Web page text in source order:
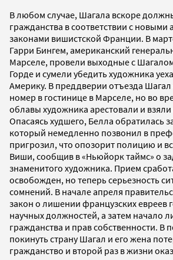
В любом случае, Шагала вскоре
гражданства в соответствии с новыми
законами вишистской Франции. В
Гарри Бингем, американский
Марселе, провели выходные с Шагалом
Горде и сумели убедить художника
Америку. В преддверии отъезда
номер в гостинице в Марселе, но во
облавы художника арестовали и взяли
Опасаясь худшего, Белла обратилась
который немедленно позвонил в
пригрозил, что опозорит полицию и
Виши, сообщив в «Ньюйорк таймс» о
знаменитого художника. Прием
освобожден, но теперь серьезность
сомнений. В начале апреля
закон о лишении французских евреев
научных должностей, а затем начало
гражданства и прав собственности. В
покинуть страну Шагал и его жена
гражданство и второй раз в жизни